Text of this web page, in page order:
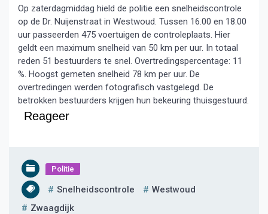
Op zaterdagmiddag hield de politie een snelheidscontrole
op de Dr. Nuijenstraat in Westwoud. Tussen 16.00 en 18.00
uur passeerden 475 voertuigen de controleplaats. Hier
geldt een maximum snelheid van 50 km per uur. In totaal
reden 51 bestuurders te snel. Overtredingspercentage: 11
%. Hoogst gemeten snelheid 78 km per uur. De
overtredingen werden fotografisch vastgelegd. De
betrokken bestuurders krijgen hun bekeuring thuisgestuurd.
Reageer
Politie
Snelheidscontrole
Westwoud
Zwaagdijk